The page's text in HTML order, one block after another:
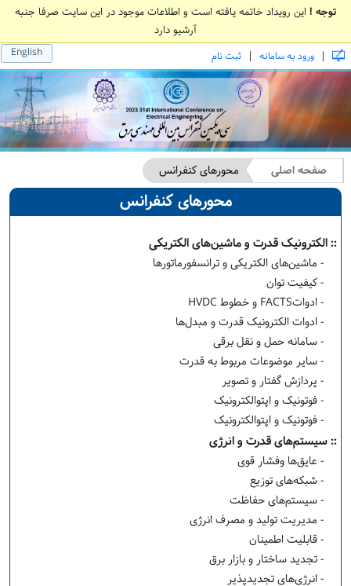
توجه ! این رویداد خاتمه یافته است و اطلاعات موجود در این سایت صرفا جنبه
آرشیو دارد
English | ورود به سامانه | ثبت نام
صفحه اصلی محورهای کنفرانس
محورهای کنفرانس
:: الکترونیک قدرت و ماشین‌های الکتریکی
- ماشین‌های الکتریکی و ترانسفورماتورها
- کیفیت توان
- ادواتFACTS و خطوط HVDC
- ادوات الکترونیک قدرت و مبدل‌ها
- سامانه حمل و نقل برقی
- سایر موضوعات مربوط به قدرت
- پردازش گفتار و تصویر
- فوتونیک و اپتوالکترونیک
- فوتونیک و اپتوالکترونیک
:: سیستم‌های قدرت و انرژی
- عایق‌ها وفشار قوی
- شبکه‌های توزیع
- سیستم‌های حفاظت
- مدیریت تولید و مصرف انرژی
- قابلیت اطمینان
- تجدید ساختار و بازار برق
- انرژی‌های تجدیدپذیر